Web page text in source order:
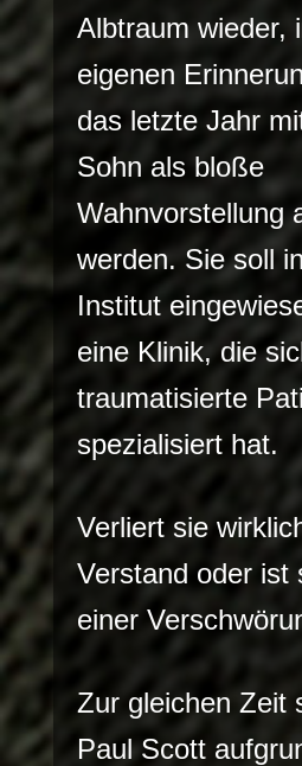
Albtraum wieder,
eigenen
das letzte Jahr
Sohn als bloße
Wahnvorstellung
werden. Sie soll
Institut
eine Klinik, die
traumatisierte
spezialisiert hat.
Verliert sie
Verstand oder ist
einer
Zur gleichen Zeit
Paul Scott